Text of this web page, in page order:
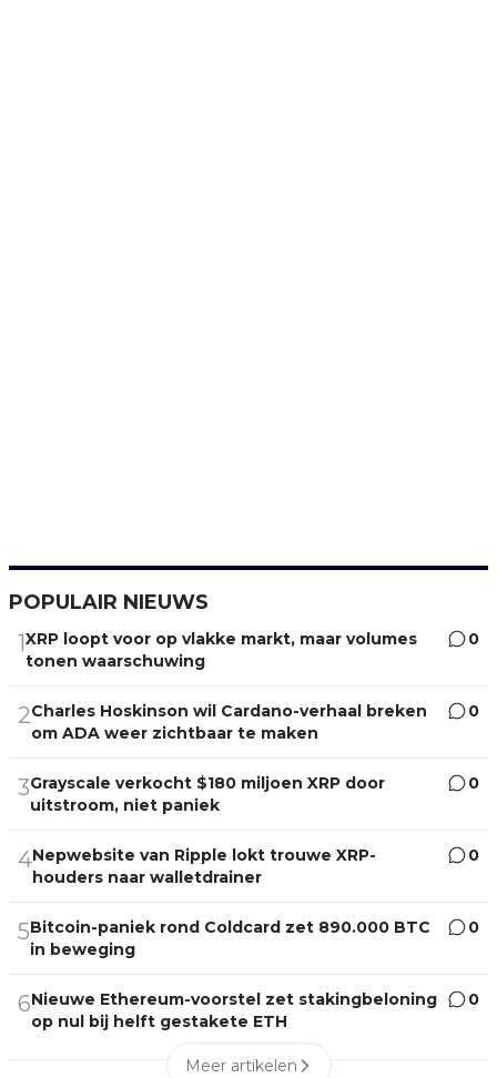
POPULAIR NIEUWS
1XRP loopt voor op vlakke markt, maar volumes
tonen waarschuwing
0
2Charles Hoskinson wil Cardano-verhaal breken
om ADA weer zichtbaar te maken
0
3Grayscale verkocht $180 miljoen XRP door
uitstroom, niet paniek
0
4Nepwebsite van Ripple lokt trouwe XRP-
houders naar walletdrainer
0
5Bitcoin-paniek rond Coldcard zet 890.000 BTC
in beweging
0
6Nieuwe Ethereum-voorstel zet stakingbeloning
op nul bij helft gestakete ETH
0
Meer artikelen